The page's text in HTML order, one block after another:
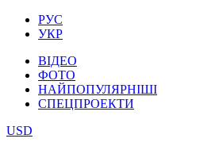
РУС
УКР
ВІДЕО
ФОТО
НАЙПОПУЛЯРНІШІ
СПЕЦПРОЕКТИ
USD